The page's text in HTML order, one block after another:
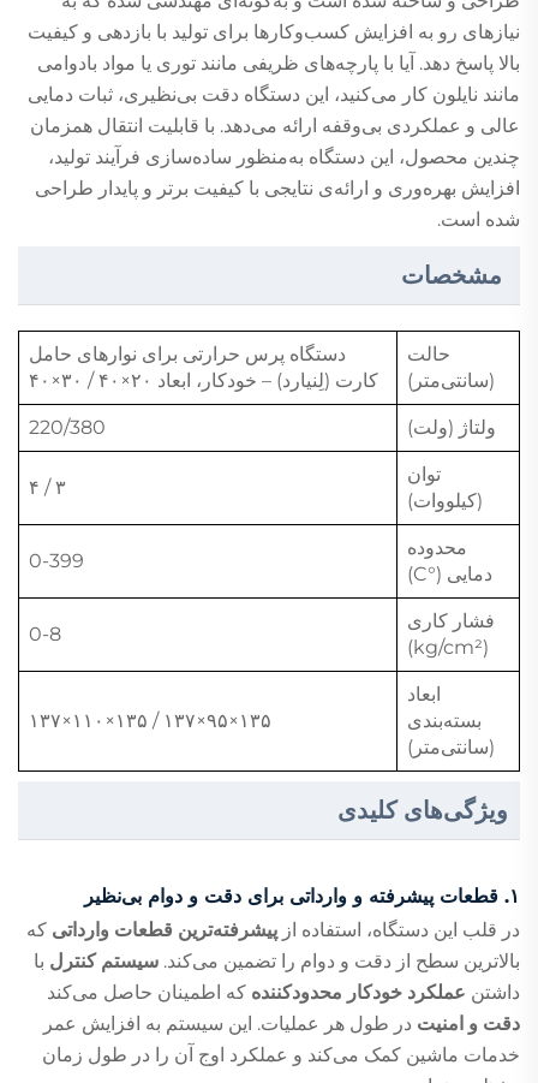
نیازهای رو به افزایش کسب‌وکارها برای تولید با بازدهی و کیفیت
بالا پاسخ دهد. آیا با پارچه‌های ظریفی مانند توری یا مواد بادوامی
مانند نایلون کار می‌کنید، این دستگاه دقت بی‌نظیری، ثبات دمایی
عالی و عملکردی بی‌وقفه ارائه می‌دهد. با قابلیت انتقال همزمان
چندین محصول، این دستگاه به‌منظور ساده‌سازی فرآیند تولید،
افزایش بهره‌وری و ارائه‌ی نتایجی با کیفیت برتر و پایدار طراحی
شده است.
مشخصات
حالت
(سانتی‌متر)
دستگاه پرس حرارتی برای نوارهای حامل
کارت (لِنیارد) – خودکار، ابعاد ۲۰×۴۰ / ۳۰×۴۰
ولتاژ (ولت) 220/380
توان
(کیلووات)
۳ / ۴
محدوده
دمایی (°C)
0-399
فشار کاری
(kg/cm²)
0-8
ابعاد
بسته‌بندی
(سانتی‌متر)
۱۳۵×۹۵×۱۳۷ / ۱۳۵×۱۱۰×۱۳۷
ویژگی‌های کلیدی
۱. قطعات پیشرفته و وارداتی برای دقت و دوام بی‌نظیر
در قلب این دستگاه، استفاده از پیشرفته‌ترین قطعات وارداتی که
بالاترین سطح از دقت و دوام را تضمین می‌کند. سیستم کنترل با
داشتن عملکرد خودکار محدودکننده که اطمینان حاصل می‌کند
دقت و امنیت در طول هر عملیات. این سیستم به افزایش عمر
خدمات ماشین کمک می‌کند و عملکرد اوج آن را در طول زمان